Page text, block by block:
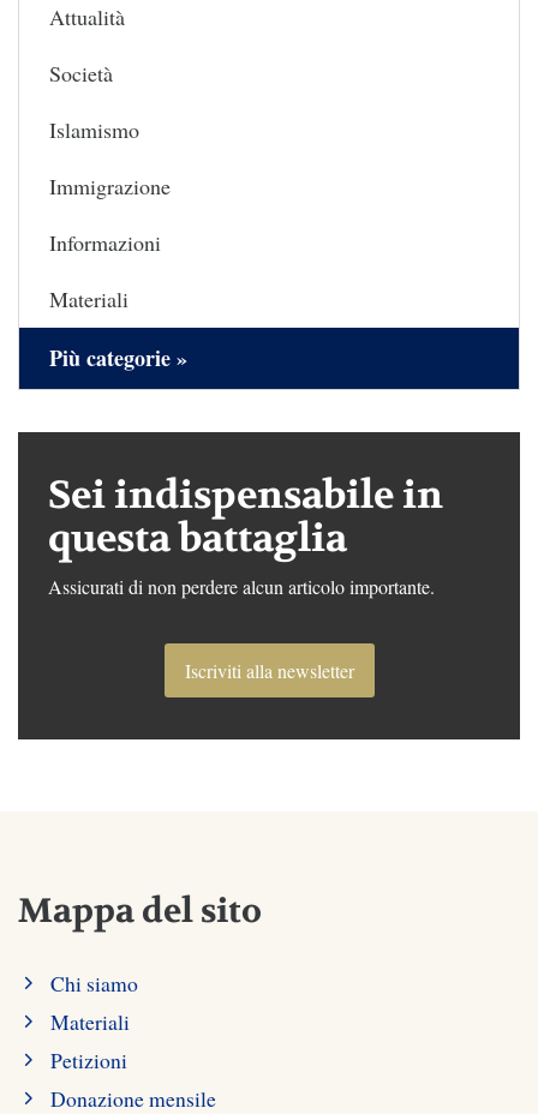
Attualità
Società
Islamismo
Immigrazione
Informazioni
Materiali
Più categorie »
Sei indispensabile in
questa battaglia
Assicurati di non perdere alcun articolo importante.
Iscriviti alla newsletter
Mappa del sito
Chi siamo
Materiali
Petizioni
Donazione mensile